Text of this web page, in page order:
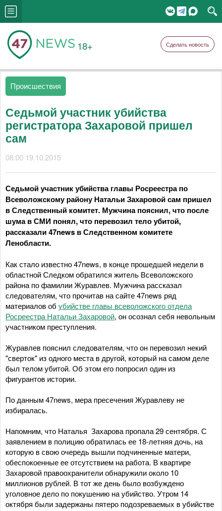
18+ Сделать новость
Происшествия
Седьмой участник убийства
регистратора Захаровой пришел
сам
08:00 19.10.2015
Седьмой участник убийства главы Росреестра по
Всеволожскому району Натальи Захаровой сам пришел
в Следственный комитет. Мужчина пояснил, что после
шума в СМИ понял, что перевозил тело убитой,
рассказали 47news в Следственном комитете
Ленобласти.
Как стало известно 47news, в конце прошедшей недели в
областной Следком обратился житель Всеволожского
района по фамилии Журавлев. Мужчина рассказал
следователям, что прочитав на сайте 47news ряд
материалов об убийстве главы всеволожского отдела
Росреестра Натальи Захаровой, он осознал себя невольным
участником преступления.
Журавлев пояснил следователям, что он перевозил некий
"сверток" из одного места в другой, который на самом деле
был телом убитой. Об этом его попросил один из
фигурантов истории.
По данным 47news, мера пресечения Журавлеву не
избиралась.
Напомним, что Наталья Захарова пропала 29 сентября. С
заявлением в полицию обратилась ее 18-летняя дочь, на
которую в свою очередь вышли подчиненные матери,
обеспокоенные ее отсутствием на работа. В квартире
Захаровой правоохранители обнаружили около 10
миллионов рублей. В тот же день было возбуждено
уголовное дело по покушению на убийство. Утром 14
октября были задержаны пятеро подозреваемых в убийстве